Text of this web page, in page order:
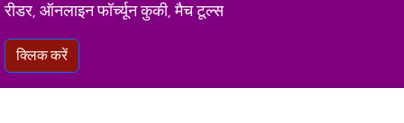
रीडर, ऑनलाइन फॉर्च्यून कुकी, मैच टूल्स
क्लिक करें